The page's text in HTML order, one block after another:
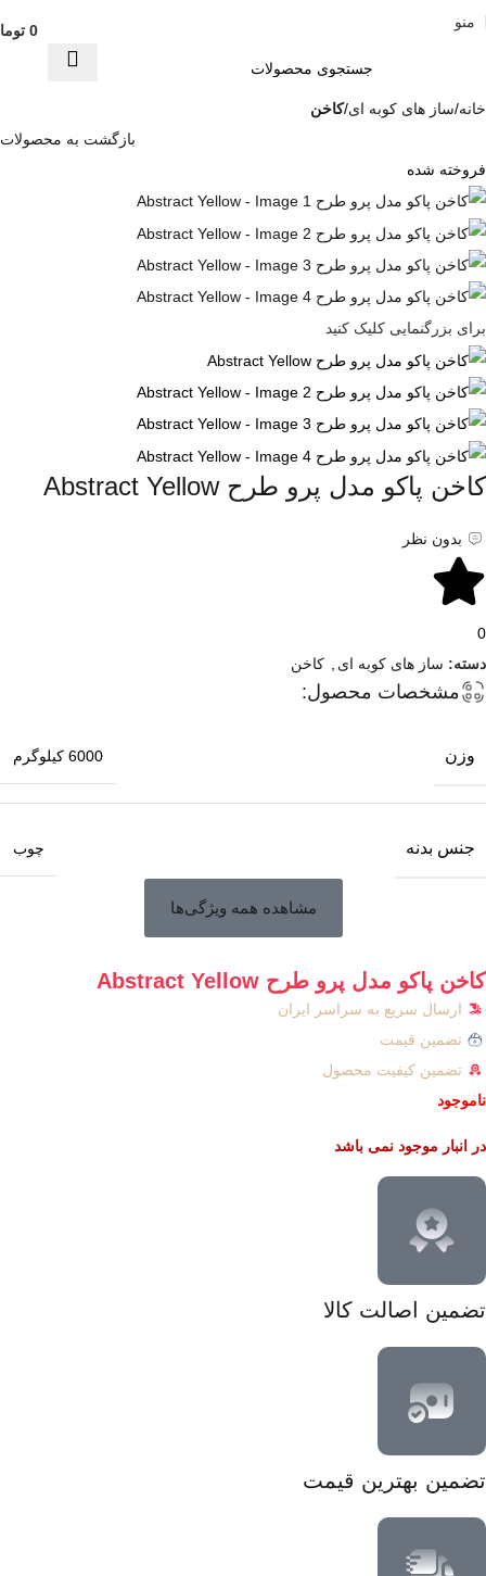
منو 0
خانه ساز های کوبه ای کاخن
بازگشت به محصولات
فروخته شده
برای بزرگنمایی کلیک کنید
کاخن پاکو مدل پرو طرح Abstract Yellow
بدون نظر
0
دسته: ساز های کوبه ای کاخن
مشخصات محصول:
وزن 6000 کیلوگرم
جنس بدنه چوب
مشاهده همه ویژگی‌ها
کاخن پاکو مدل پرو طرح Abstract Yellow
ارسال سریع به سراسر ایران
تضمین قیمت
تضمین کیفیت محصول
ناموجود
در انبار موجود نمی باشد
تضمین اصالت کالا
تضمین بهترین قیمت